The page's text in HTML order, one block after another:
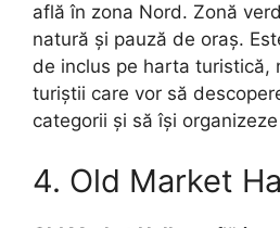
află în zona Nord. Zonă
natură și pauză de oraș.
de inclus pe harta turistică,
turiștii care vor să
categorii și să își
4. Old Market